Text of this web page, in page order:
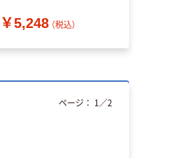
￥5,248 （税込）
ページ： 1 ／2